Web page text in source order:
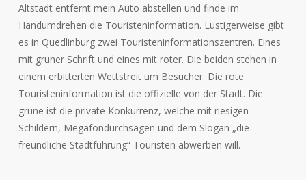
Altstadt entfernt mein Auto abstellen und finde im
Handumdrehen die Touristeninformation. Lustigerweise gibt
es in Quedlinburg zwei Touristeninformationszentren. Eines
mit grüner Schrift und eines mit roter. Die beiden stehen in
einem erbitterten Wettstreit um Besucher. Die rote
Touristeninformation ist die offizielle von der Stadt. Die
grüne ist die private Konkurrenz, welche mit riesigen
Schildern, Megafondurchsagen und dem Slogan „die
freundliche Stadtführung“ Touristen abwerben will.